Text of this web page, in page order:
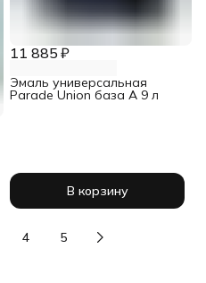
11 885 ₽
Эмаль универсальная
Parade Union база А 9 л
В корзину
4 5